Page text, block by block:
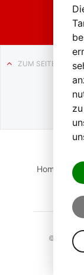
ZUM
Home
© 2023